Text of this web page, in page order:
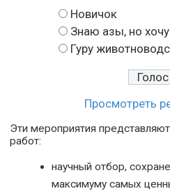
Новичок
Знаю азы, но
Гуру
Просмотреть
Эти мероприятия
работ:
научный отбор,
максимуму самых